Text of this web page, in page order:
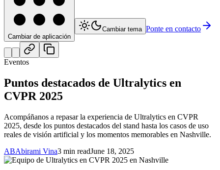
Cambiar de aplicación
Cambiar tema Ponte en contacto
Eventos
Puntos destacados de Ultralytics en
CVPR 2025
Acompáñanos a repasar la experiencia de Ultralytics en CVPR
2025, desde los puntos destacados del stand hasta los casos de uso
reales de visión artificial y los momentos memorables en Nashville.
ABAbirami Vina3 min readJune 18, 2025